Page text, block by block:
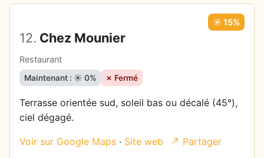
12. Chez Mounier
Restaurant
☀️ 15%
Maintenant : ☀️ 0% ✗ Fermé
Terrasse orientée sud, soleil bas ou décalé (45°),
ciel dégagé.
Voir sur Google Maps · Site web ↗ Partager